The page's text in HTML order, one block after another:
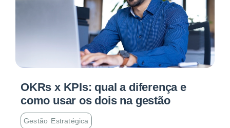
OKRs x KPIs: qual a diferença e
como usar os dois na gestão
Gestão Estratégica